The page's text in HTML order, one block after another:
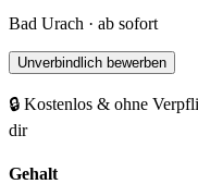
Bad Urach · ab sofort
Unverbindlich bewerben
🔒 Kostenlos & ohne
dir
Gehalt